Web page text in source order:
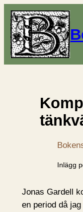
Inlägg
Jonas Gardell
en period då